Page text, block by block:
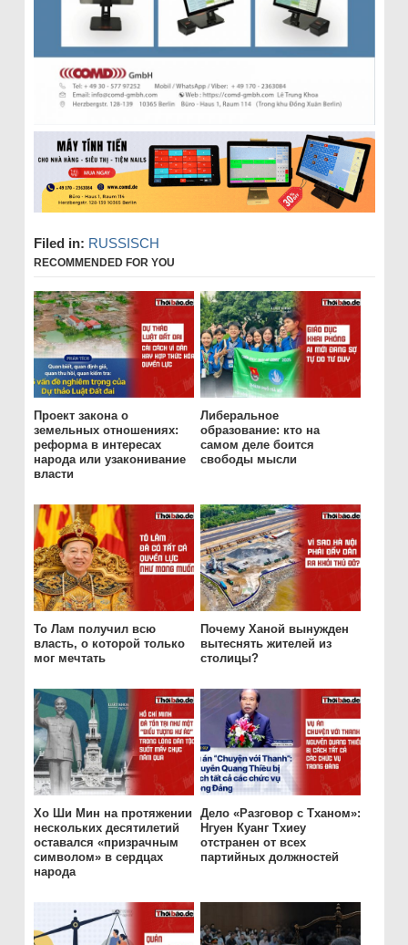
Filed in: RUSSISCH
RECOMMENDED FOR YOU
Проект закона о
земельных отношениях:
реформа в интересах
народа или узаконивание
власти
Либеральное
образование: кто на
самом деле боится
свободы мысли
То Лам получил всю
власть, о которой только
мог мечтать
Почему Ханой вынужден
вытеснять жителей из
столицы?
Хо Ши Мин на протяжении
нескольких десятилетий
оставался «призрачным
символом» в сердцах
народа
Дело «Разговор с Тханом»:
Нгуен Куанг Тхиеу
отстранен от всех
партийных должностей